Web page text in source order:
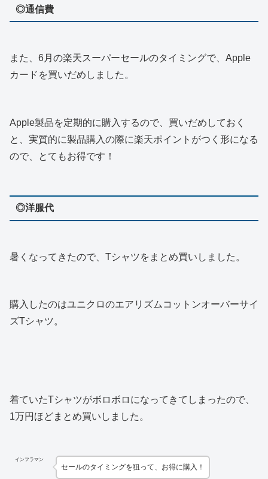
◎通信費
また、6月の楽天スーパーセールのタイミングで、Apple
カードを買いだめしました。
Apple製品を定期的に購入するので、買いだめしておく
と、実質的に製品購入の際に楽天ポイントがつく形になる
ので、とてもお得です！
◎洋服代
暑くなってきたので、Tシャツをまとめ買いしました。
購入したのはユニクロのエアリズムコットンオーバーサイ
ズTシャツ。
着ていたTシャツがボロボロになってきてしまったので、
1万円ほどまとめ買いしました。
インフラマン
セールのタイミングを狙って、お得に購入！